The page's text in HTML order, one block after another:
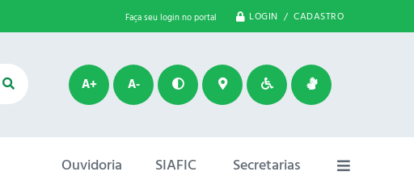
Faça seu login no portal LOGIN / CADASTRO
A+ A-
Ouvidoria SIAFIC Secretarias